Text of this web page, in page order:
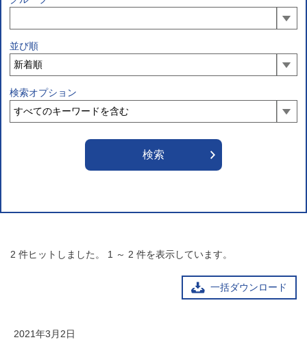
並び順
検索オプション
2 件ヒットしました。 1 ～ 2 件を表示しています。
一括ダウンロード
2021年3月2日